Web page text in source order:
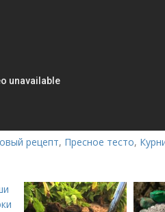
рецепт, Пресное тесто,